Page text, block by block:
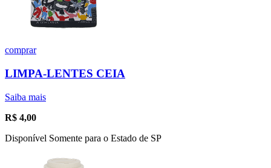
comprar
LIMPA-LENTES CEIA
Saiba mais
R$ 4,00
Disponível Somente para o Estado de SP